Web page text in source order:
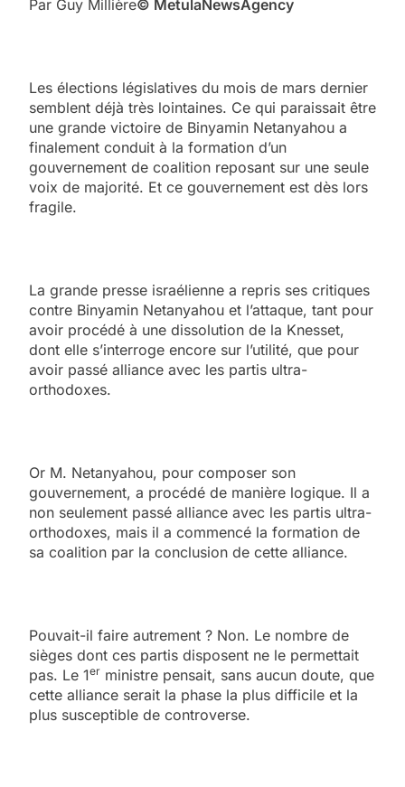
Par Guy Millière© MetulaNewsAgency
Les élections législatives du mois de mars dernier
semblent déjà très lointaines. Ce qui paraissait être
une grande victoire de Binyamin Netanyahou a
finalement conduit à la formation d’un
gouvernement de coalition reposant sur une seule
voix de majorité. Et ce gouvernement est dès lors
fragile.
La grande presse israélienne a repris ses critiques
contre Binyamin Netanyahou et l’attaque, tant pour
avoir procédé à une dissolution de la Knesset,
dont elle s’interroge encore sur l’utilité, que pour
avoir passé alliance avec les partis ultra-
orthodoxes.
Or M. Netanyahou, pour composer son
gouvernement, a procédé de manière logique. Il a
non seulement passé alliance avec les partis ultra-
orthodoxes, mais il a commencé la formation de
sa coalition par la conclusion de cette alliance.
Pouvait-il faire autrement ? Non. Le nombre de
sièges dont ces partis disposent ne le permettait
pas. Le 1er ministre pensait, sans aucun doute, que
cette alliance serait la phase la plus difficile et la
plus susceptible de controverse.